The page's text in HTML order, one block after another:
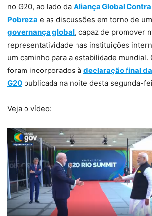
no G20, ao lado da Aliança Global Contra
Pobreza e as discussões em torno de
governança global, capaz de promover
representatividade nas instituições
um caminho para a estabilidade mundial.
foram incorporados à declaração final
G20 publicada na noite desta segunda-
Veja o vídeo: